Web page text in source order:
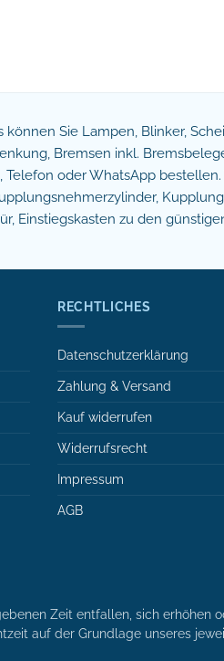
Sie Lampen, Blinker,
Bremsen inkl.
oder WhatsApp
Einstiegskasten zu den
RECHTLICHES
Datenschutzerklärung
Zahlung & Versand
Kauf widerrufen
Widerrufsrecht
Impressum
AGB
Zeit entfallen, sich erhöhen
auf der Grundlage unseres